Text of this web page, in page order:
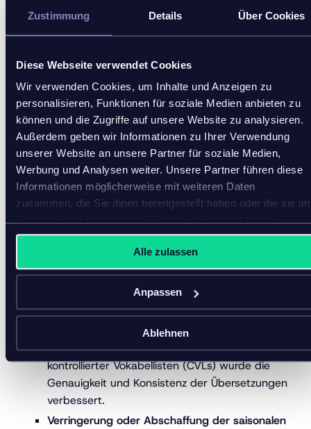
Zustimmung Details Über Cookies
Diese Webseite verwendet Cookies
Wir verwenden Cookies, um Inhalte und Anzeigen zu
personalisieren, Funktionen für soziale Medien anbieten zu
können und die Zugriffe auf unsere Website zu analysieren.
Außerdem geben wir Informationen zu Ihrer Verwendung
unserer Website an unsere Partner für soziale Medien,
Werbung und Analysen weiter. Unsere Partner führen diese
Informationen möglicherweise mit weiteren Daten
zusammen, die Sie ihnen bereitgestellt haben oder die sie im
Alle zulassen
Anpassen
Ablehnen
Nach der Einführung des inriver PIM hat Carhartt
1. Single source of truth
Durch die Konsolidierung aller Informationen im
inriver PIM hat Carhartt eine Single Source of Truth
(einzige Informationsquelle) für Produktdaten
geschaffen. Dadurch entfiel die Notwendigkeit,
mehrere Tabellenkalkulationen zu durchsuchen, was
die Zusammenarbeit und Effizienz verbesserten. Die
abschließende Validierungsprozesse die
Datengenauigkeit vor der Weitergabe sicherstellen.
Außerdem wurden durch die Aktualisierung des
Datenmodells doppelte, falsche oder inkonsistente
Daten reduziert. Zu den Vorteilen dieser Single
Source of Truth gehören:
CVLs für die Übersetzung:Durch die Einführung
kontrollierter Vokabellisten (CVLs) wurde die
Genauigkeit und Konsistenz der Übersetzungen
verbessert.
Verringerung oder Abschaffung der saisonalen